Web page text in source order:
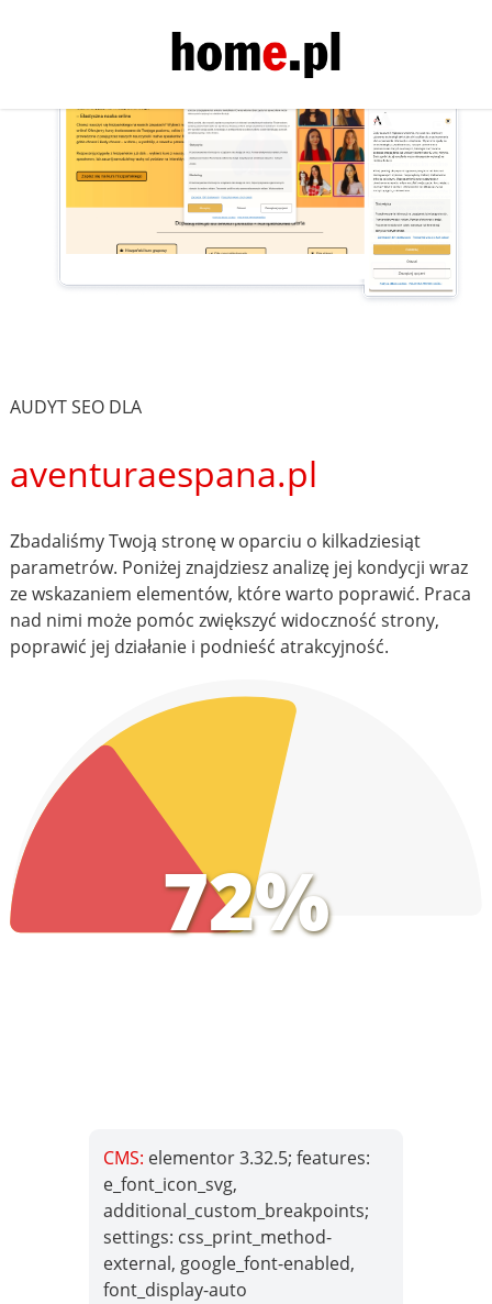
AUDYT SEO DLA
aventuraespana.pl
Zbadaliśmy Twoją stronę w oparciu o kilkadziesiąt
parametrów. Poniżej znajdziesz analizę jej kondycji wraz
ze wskazaniem elementów, które warto poprawić. Praca
nad nimi może pomóc zwiększyć widoczność strony,
poprawić jej działanie i podnieść atrakcyjność.
72%
CMS: elementor 3.32.5; features:
e_font_icon_svg,
additional_custom_breakpoints;
settings: css_print_method-
external, google_font-enabled,
font_display-auto